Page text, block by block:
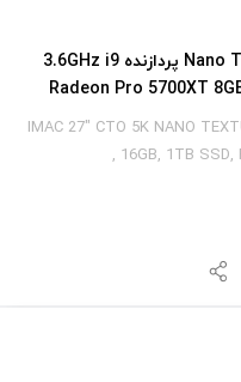
آی‎ مک کاستوم 27 اینچ Nano Texture 5K پردازنده 3.6GHz i9
IMAC 27" CTO 5K NANO
, 16GB, 1TB SSD,